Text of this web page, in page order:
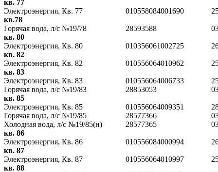
кв. 77
Электроэнергия, Кв. 77
010558084001690
кв.78
Горячая вода, л/с №19/78
28593588
кв. 80
Электроэнергия, Кв. 80
010356061002725
кв. 82
Электроэнергия, Кв. 82
010556064010962
кв. 83
Электроэнергия, Кв. 83
010556064006733
Горячая вода, л/с №19/83
28853053
кв. 85
Электроэнергия, Кв. 85
010556064009351
Горячая вода, л/с №19/85
28577366
Холодная вода, л/с №19/85(н)
28577365
кв. 86
Электроэнергия, Кв. 86
010556084000994
кв. 87
Электроэнергия, Кв. 87
010556064010997
кв. 88